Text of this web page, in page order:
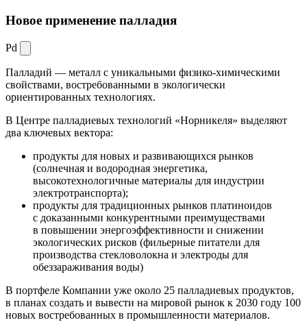
Новое применение палладия
Pd
Палладий — металл с уникальными физико-химическими
свойствами, востребованными в экологически
ориентированных технологиях.
В Центре палладиевых технологий «Норникеля» выделяют
два ключевых вектора:
продукты для новых и развивающихся рынков
(солнечная и водородная энергетика,
высокотехнологичные материалы для индустрии
электротранспорта);
продукты для традиционных рынков платиноидов
с доказанными конкурентными преимуществами
в повышении энергоэффективности и снижении
экологических рисков (фильерные питатели для
производства стекловолокна и электроды для
обеззараживания воды)
В портфеле Компании уже около 25 палладиевых продуктов,
в планах создать и вывести на мировой рынок к 2030 году 100
новых востребованных в промышленности материалов.